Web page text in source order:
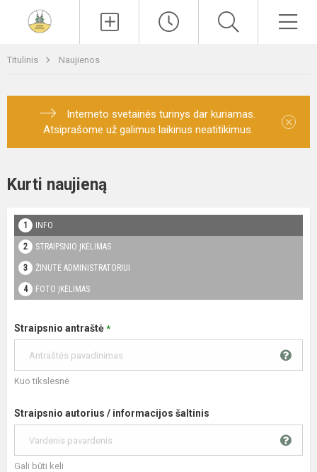
Titulinis Naujienos
Interneto svetainės turinys dar kuriamas.
Atsiprašome už galimus laikinus neatitikimus.
×
Kurti naujieną
INFO
STRAIPSNIO ĮKĖLIMAS
ŽINUTĖ ADMINISTRATORIUI
FOTO ĮKĖLIMAS
Straipsnio antraštė *
Kuo tikslesnė
Straipsnio autorius / informacijos šaltinis
Gali būti keli